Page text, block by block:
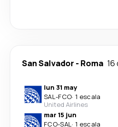
San Salvador - Roma 16
lun 31 may
SAL-FCO· 1 escala
United Airlines
mar 15 jun
FCO-SAL· 1 escala